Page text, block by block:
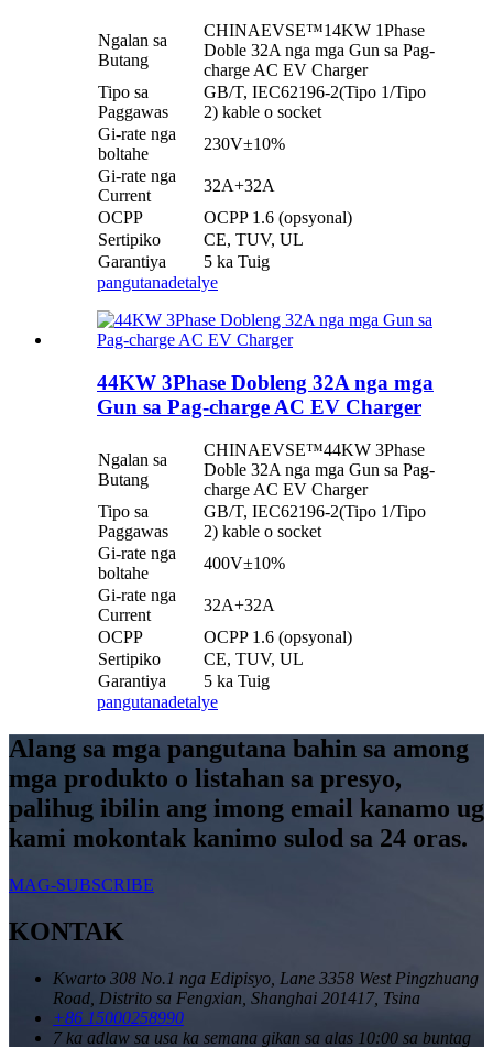
Ngalan sa
Butang
CHINAEVSE™️14KW 1Phase
Doble 32A nga mga Gun sa Pag-
charge AC EV Charger
Tipo sa
Paggawas
GB/T, IEC62196-2(Tipo 1/Tipo
2) kable o socket
Gi-rate nga
boltahe
230V±10%
Gi-rate nga
Current
32A+32A
OCPP
OCPP 1.6 (opsyonal)
Sertipiko
CE, TUV, UL
Garantiya
5 ka Tuig
pangutanadetalye
44KW 3Phase Dobleng 32A nga mga
Gun sa Pag-charge AC EV Charger
Ngalan sa
Butang
CHINAEVSE™️44KW 3Phase
Doble 32A nga mga Gun sa Pag-
charge AC EV Charger
Tipo sa
Paggawas
GB/T, IEC62196-2(Tipo 1/Tipo
2) kable o socket
Gi-rate nga
boltahe
400V±10%
Gi-rate nga
Current
32A+32A
OCPP
OCPP 1.6 (opsyonal)
Sertipiko
CE, TUV, UL
Garantiya
5 ka Tuig
pangutanadetalye
Alang sa mga pangutana bahin sa among
mga produkto o listahan sa presyo,
palihug ibilin ang imong email kanamo ug
kami mokontak kanimo sulod sa 24 oras.
MAG-SUBSCRIBE
KONTAK
Kwarto 308 No.1 nga Edipisyo, Lane 3358 West Pingzhuang
Road, Distrito sa Fengxian, Shanghai 201417, Tsina
+86 15000258990
7 ka adlaw sa usa ka semana gikan sa alas 10:00 sa buntag